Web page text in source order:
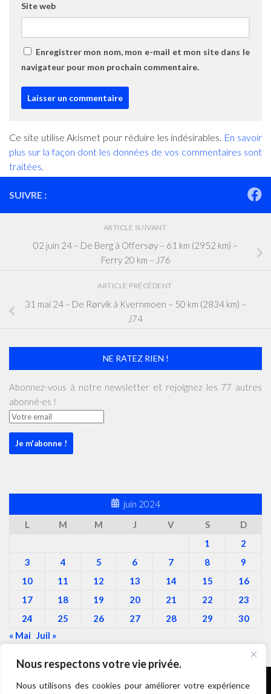
Nous respectons votre vie privée.
Nous utilisons des cookies pour améliorer votre expérience
Site web
Enregistrer mon nom, mon e-mail et mon site dans le
navigateur pour mon prochain commentaire.
Ce site utilise Akismet pour réduire les indésirables. En savoir
plus sur la façon dont les données de vos commentaires sont
traitées.
SUIVRE :
ARTICLE SUIVANT
02 juin 24 – De Berg à Offersøy – 61 km (2952 km) –
Ferry 20 km – J76
ARTICLE PRÉCÉDENT
31 mai 24 – De Rørvik à Kvernmoen – 50 km (2834 km) –
J74
NE RATEZ RIEN !
Abonnez-vous à notre newsletter et rejoignez les 77 autres
abonné·es !
juin 2024
L
M M J V S
D
1
2
3
4 5 6 7 8
9
10
11 12 13 14 15
16
17
18 19 20 21 22
23
24
25 26 27 28 29
30
« Mai
Juil »